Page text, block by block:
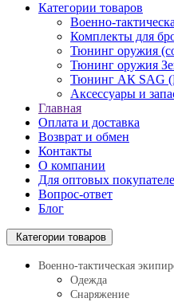
Категории товаров
Военно-
Комплекты для
Тюнинг оружия
Тюнинг оружия
Тюнинг АК SAG
Аксессуары и
Главная
Оплата и доставка
Возврат и обмен
Контакты
О компании
Для оптовых
Вопрос-ответ
Блог
Категории товаров
Военно-тактическая
Одежда
Снаряжение